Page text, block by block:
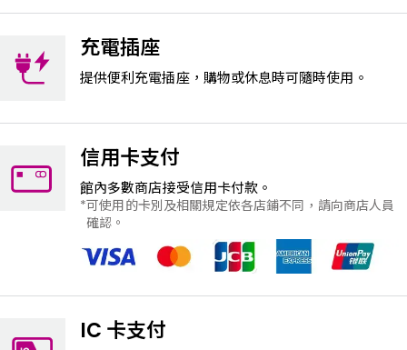
充電插座
提供便利充電插座，購物或休息時可隨時使用。
信用卡支付
館內多數商店接受信用卡付款。
可使用的卡別及相關規定依各店鋪不同，請向商店人員
確認。
IC 卡支付